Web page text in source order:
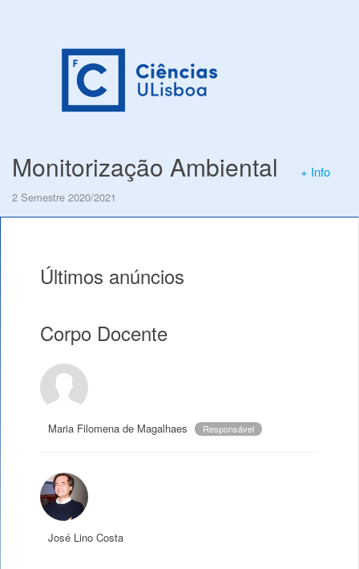
Monitorização Ambiental + Info
2 Semestre 2020/2021
Últimos anúncios
Corpo Docente
Maria Filomena de Magalhaes Responsável
José Lino Costa